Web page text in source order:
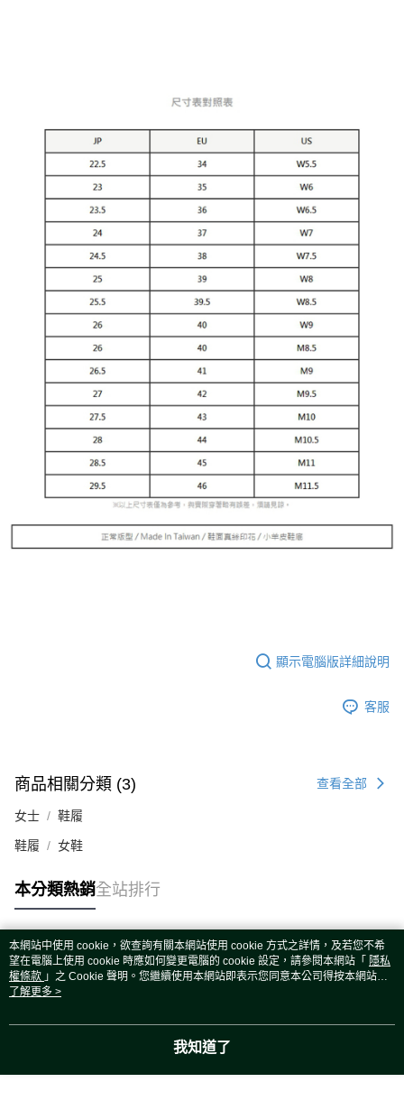
每筆NT$120，滿NT$5,000(含以上)免運費
顯示電腦版詳細說明
客服
商品相關分類 (3) 查看全部
女士 鞋履
鞋履 女鞋
本分類熱銷全站排行
熱門標籤
本網站中使用 cookie，欲查詢有關本網站使用 cookie 方式之詳情，及若您不希
望在電腦上使用 cookie 時應如何變更電腦的 cookie 設定，請參閱本網站「 隱私
權條款 」之 Cookie 聲明。您繼續使用本網站即表示您同意本公司得按本網站使
用條款之 Cookie 聲明使用 cookie。
了解更多 >
我知道了